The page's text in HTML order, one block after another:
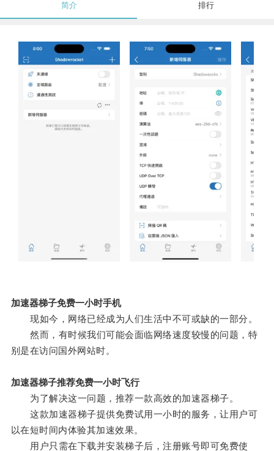
简介 排行
加速器梯子免费一小时手机
现如今，网络已经成为人们生活中不可或缺的一部分。
然而，有时候我们可能会面临网络速度较慢的问题，特
别是在访问国外网站时。
加速器梯子推荐免费一小时飞行
为了解决这一问题，推荐一款高效的加速器梯子。
这款加速器梯子提供免费试用一小时的服务，让用户可
以在短时间内体验其加速效果。
用户只需在下载并安装梯子后，注册账号即可免费使